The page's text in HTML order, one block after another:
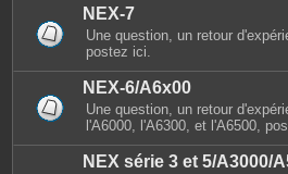
NEX-7
Une question, un retour
postez ici.
NEX-6/A6x00
Une question, un retour
l'A6000, l'A6300, et l'A6500,
NEX série 3 et 5/A3000/